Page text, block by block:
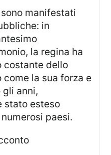
in
la regina ha
costante dello
la sua forza e
gli anni,
stato esteso
paesi.